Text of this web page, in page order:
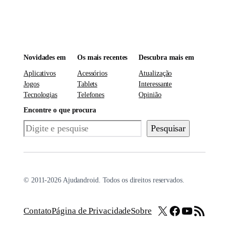
Novidades em
Aplicativos
Jogos
Tecnologias
Os mais recentes
Acessórios
Tablets
Telefones
Descubra mais em
Atualização
Interessante
Opinião
Encontre o que procura
Pesquisar Pesquisar
© 2011-2026 Ajudandroid. Todos os direitos reservados.
ContatoPágina de PrivacidadeSobre X Facebook
Youtube
Feed RSS